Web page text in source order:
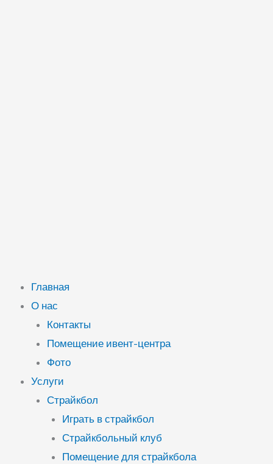
Главная
О нас
Контакты
Помещение ивент-центра
Фото
Услуги
Страйкбол
Играть в страйкбол
Страйкбольный клуб
Помещение для страйкбола